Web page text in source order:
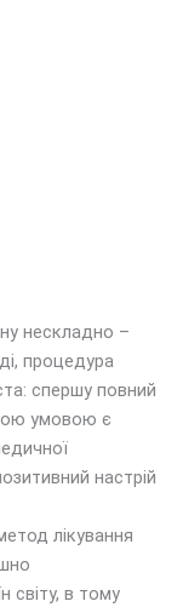
нескладно –
процедура
спершу повний
умовою є
настрій
лікування
світу, в тому